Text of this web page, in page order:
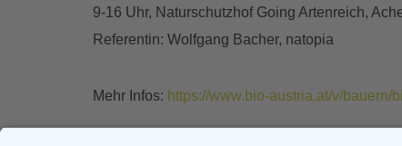
9-16 Uhr, Naturschutzhof Going Artenreich,
Referentin: Wolfgang Bacher, natopia
Mehr Infos: https://www.bio-austria.at/v/